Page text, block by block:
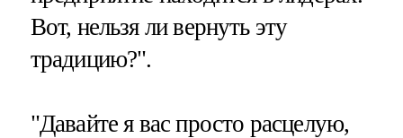
Вот, нельзя ли вернуть эту
традицию?".
"Давайте я вас просто расцелую,